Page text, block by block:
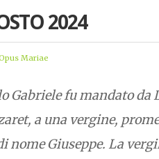
2024
Mariae
Gabriele fu mandato da
a una vergine,
nome Giuseppe. La